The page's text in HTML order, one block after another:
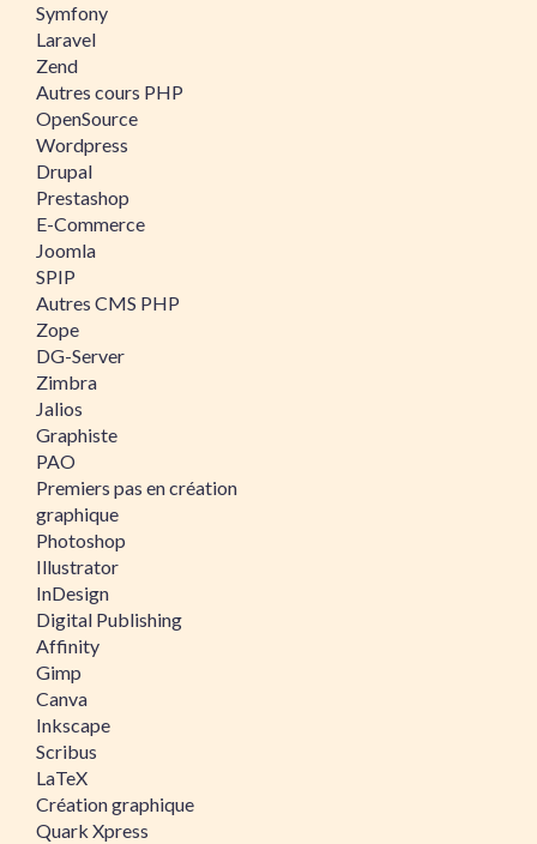
Symfony
Laravel
Zend
Autres cours PHP
OpenSource
Wordpress
Drupal
Prestashop
E-Commerce
Joomla
SPIP
Autres CMS PHP
Zope
DG-Server
Zimbra
Jalios
Graphiste
PAO
Premiers pas en création
graphique
Photoshop
Illustrator
InDesign
Digital Publishing
Affinity
Gimp
Canva
Inkscape
Scribus
LaTeX
Création graphique
Quark Xpress